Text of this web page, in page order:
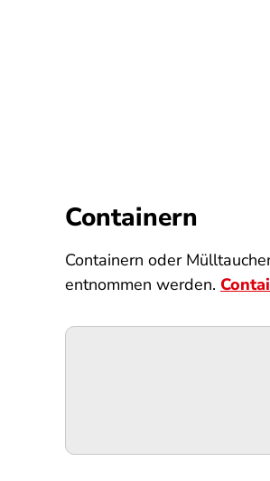
Containern
Containern oder
entnommen werden.
Podigee-